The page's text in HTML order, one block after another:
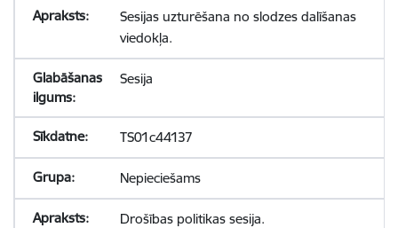
Sesijas uzturēšana no slodzes dalīšanas
viedokļa.
Sesija
TS01c44137
Nepieciešams
Drošības politikas sesija.